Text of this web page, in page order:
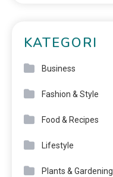
KATEGORI
Business
Fashion & Style
Food & Recipes
Lifestyle
Plants & Gardening